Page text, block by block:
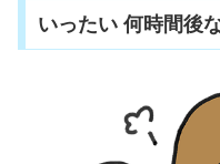
いったい 何時間後